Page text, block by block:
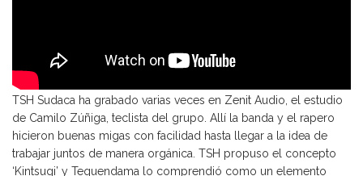
TSH Sudaca ha grabado varias veces en Zenit Audio, el estudio
de Camilo Zúñiga, teclista del grupo. Allí la banda y el rapero
hicieron buenas migas con facilidad hasta llegar a la idea de
trabajar juntos de manera orgánica. TSH propuso el concepto
‘Kintsugi’ y Tequendama lo comprendió como un elemento